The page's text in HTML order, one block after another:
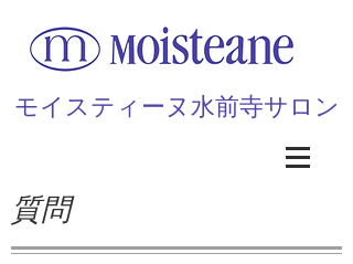
​モイスティーヌ水前寺サロン
質問